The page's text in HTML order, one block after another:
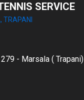
SERVICE
TRAPANI
- Marsala ( Trapani)